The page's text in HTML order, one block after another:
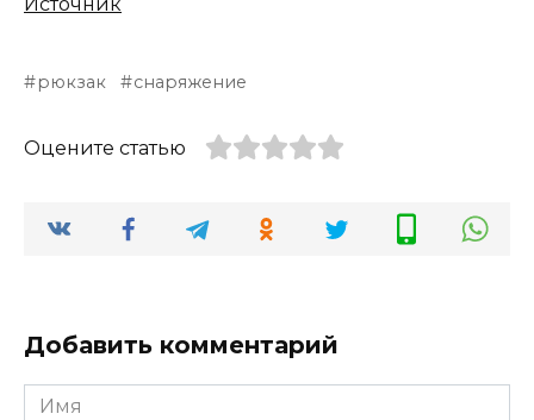
рюкзак снаряжение
Оцените статью
Добавить комментарий
Имя